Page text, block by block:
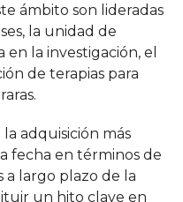
ámbito son lideradas
la unidad de
la investigación, el
de terapias para
adquisición más
fecha en términos de
a largo plazo de la
un hito clave en